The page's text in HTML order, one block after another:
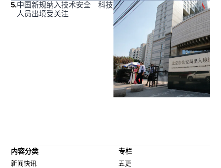
5.中国新规纳入技术安全 科技
人员出境受关注
内容分类
新闻快讯
专栏
五更